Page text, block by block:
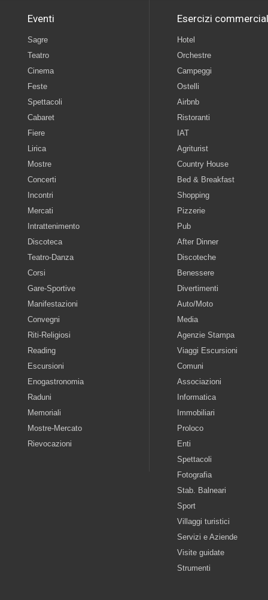
Eventi
Sagre
Teatro
Cinema
Feste
Spettacoli
Cabaret
Fiere
Lirica
Mostre
Concerti
Incontri
Mercati
Intrattenimento
Discoteca
Teatro-Danza
Corsi
Gare-Sportive
Manifestazioni
Convegni
Riti-Religiosi
Reading
Escursioni
Enogastronomia
Raduni
Memoriali
Mostre-Mercato
Rievocazioni
Esercizi
Hotel
Orchestre
Campeggi
Ostelli
Airbnb
Ristoranti
IAT
Agriturist
Country House
Bed & Breakfast
Shopping
Pizzerie
Pub
After Dinner
Discoteche
Benessere
Divertimenti
Auto/Moto
Media
Agenzie Stampa
Viaggi Escursioni
Comuni
Associazioni
Informatica
Immobiliari
Proloco
Enti
Spettacoli
Fotografia
Stab. Balneari
Sport
Villaggi turistici
Servizi e Aziende
Visite guidate
Strumenti